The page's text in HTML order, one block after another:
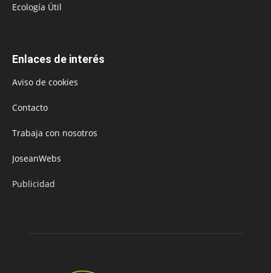
Ecología Útil
Enlaces de interés
Aviso de cookies
Contacto
Trabaja con nosotros
JoseanWebs
Publicidad